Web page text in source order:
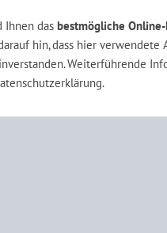
Ihnen das bestmögliche
hin, dass hier verwendete
Weiterführende